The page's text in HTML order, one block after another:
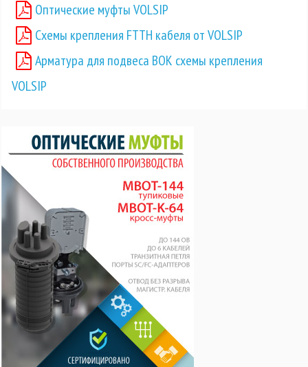
Оптические муфты VOLSIP
Схемы крепления FTTH кабеля от VOLSIP
Арматура для подвеса ВОК схемы крепления
VOLSIP